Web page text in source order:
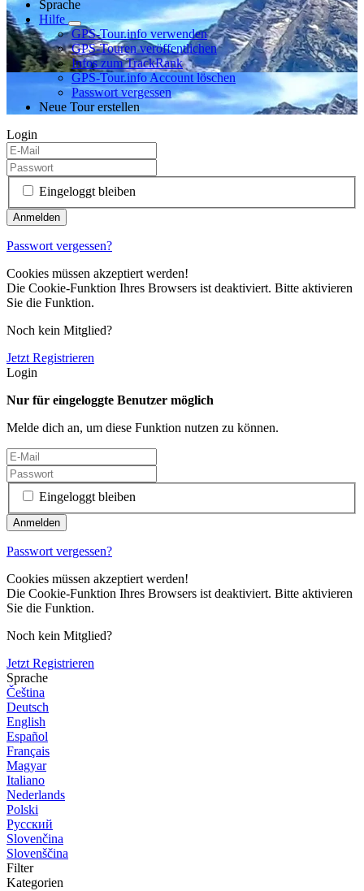
Sprache
Hilfe
GPS-Tour.info verwenden
GPS-Touren veröffentlichen
Infos zum TrackRank
GPS-Tour.info Account löschen
Passwort vergessen
Neue Tour erstellen
Login
Eingeloggt bleiben
Passwort vergessen?
Cookies müssen akzeptiert werden!
Die Cookie-Funktion Ihres Browsers ist deaktiviert. Bitte aktivieren
Sie die Funktion.
Noch kein Mitglied?
Jetzt Registrieren
Login
Nur für eingeloggte Benutzer möglich
Melde dich an, um diese Funktion nutzen zu können.
Eingeloggt bleiben
Passwort vergessen?
Cookies müssen akzeptiert werden!
Die Cookie-Funktion Ihres Browsers ist deaktiviert. Bitte aktivieren
Sie die Funktion.
Noch kein Mitglied?
Jetzt Registrieren
Sprache
Čeština
Deutsch
English
Español
Français
Magyar
Italiano
Nederlands
Polski
Русский
Slovenčina
Slovenščina
Filter
Kategorien